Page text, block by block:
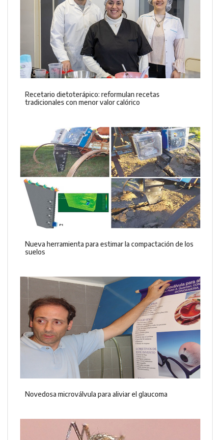
Recetario dietoterápico: reformulan recetas
tradicionales con menor valor calórico
Nueva herramienta para estimar la compactación de los
suelos
Novedosa microválvula para aliviar el glaucoma